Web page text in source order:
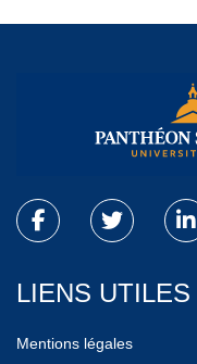
LIENS UTILES
Mentions légales